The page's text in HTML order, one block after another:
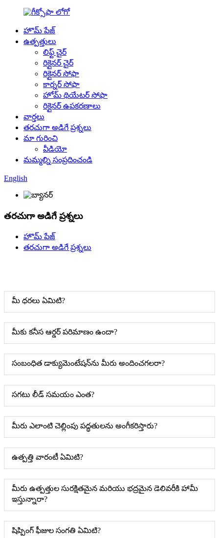
హొమ్ పేజ్
ఉత్పత్తులు
లిఫ్ట్ చైర్
రిక్లైనర్ చైర్
రిక్లైనర్ సోఫా
కార్నర్ సోఫా
హోమ్ థియేటర్ సోఫా
రిక్లైనర్ ఉపకరణాలు
వార్తలు
తరచుగా అడిగే ప్రశ్నలు
మా గురించి
వీడియో
మమ్మల్ని సంప్రదించండి
English
తరచుగా అడిగే ప్రశ్నలు
హొమ్ పేజ్
తరచుగా అడిగే ప్రశ్నలు
మీ ధరలు ఏమిటి?
మీకు కనీస ఆర్డర్ పరిమాణం ఉందా?
సంబంధిత డాక్యుమెంటేషన్‌ను మీరు అందించగలరా?
సగటు లీడ్ సమయం ఎంత?
మీరు ఎలాంటి చెల్లింపు పద్ధతులను అంగీకరిస్తారు?
ఉత్పత్తి వారంటీ ఏమిటి?
మీరు ఉత్పత్తుల సురక్షితమైన మరియు భద్రమైన డెలివరీకి హామీ
ఇస్తున్నారా?
షిప్పింగ్ ఫీజుల సంగతి ఏమిటి?